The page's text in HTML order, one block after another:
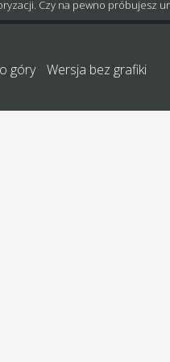
Czy na pewno próbujesz
góry Wersja bez grafiki